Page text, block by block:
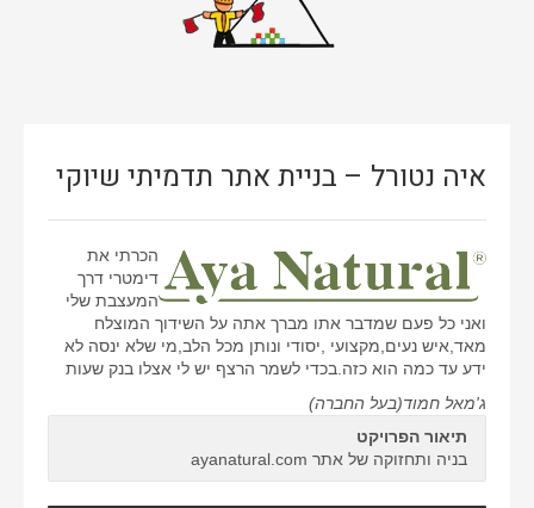
דפי נחיתה
ווידאו
חיתוך PSD ל-HTML
חנות ווירטואלית
ממשק משתמש
איה נטורל – בניית אתר תדמיתי שיוקי
הכרתי את
דימטרי דרך
המעצבת שלי
ואני כל פעם שמדבר אתו מברך אתה על השידוך המוצלח
מאד,איש נעים,מקצועי ,יסודי ונותן מכל הלב,מי שלא ינסה לא
ידע עד כמה הוא כזה.בכדי לשמר הרצף יש לי אצלו בנק שעות
ג'מאל חמוד(בעל החברה)
תיאור הפרויקט
בניה ותחזוקה של אתר ayanatural.com